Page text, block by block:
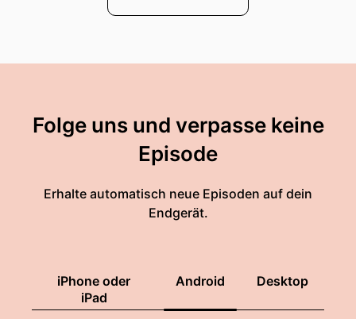
Folge uns und verpasse keine
Episode
Erhalte automatisch neue Episoden auf dein
Endgerät.
iPhone oder
iPad
Android Desktop